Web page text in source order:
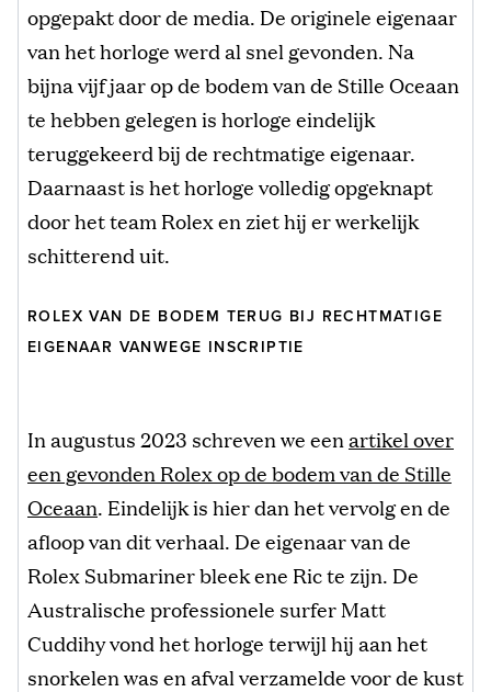
opgepakt door de media. De originele eigenaar
van het horloge werd al snel gevonden. Na
bijna vijf jaar op de bodem van de Stille Oceaan
te hebben gelegen is horloge eindelijk
teruggekeerd bij de rechtmatige eigenaar.
Daarnaast is het horloge volledig opgeknapt
door het team Rolex en ziet hij er werkelijk
schitterend uit.
ROLEX VAN DE BODEM TERUG BIJ RECHTMATIGE
EIGENAAR VANWEGE INSCRIPTIE
In augustus 2023 schreven we eenartikel over
een gevonden Rolex op de bodem van de Stille
Oceaan. Eindelijk is hier dan het vervolg en de
afloop van dit verhaal. De eigenaar van de
Rolex Submariner bleek ene Ric te zijn. De
Australische professionele surfer Matt
Cuddihy vond het horloge terwijl hij aan het
snorkelen was en afval verzamelde voor de kust